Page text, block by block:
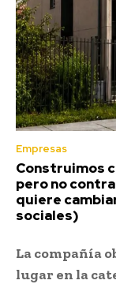
Empresas
Construimos
pero no
quiere
sociales)
La compañía
lugar en la